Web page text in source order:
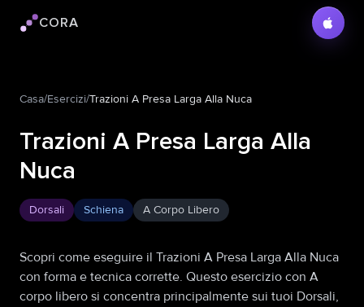
Logo Cora
CORA
Casa/Esercizi/Trazioni A Presa Larga Alla Nuca
Trazioni A Presa Larga Alla
Nuca
Dorsali Schiena A Corpo Libero
Scopri come eseguire il Trazioni A Presa Larga Alla Nuca
con forma e tecnica corrette. Questo esercizio con A
corpo libero si concentra principalmente sui tuoi Dorsali,